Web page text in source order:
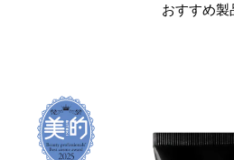
おすすめ製